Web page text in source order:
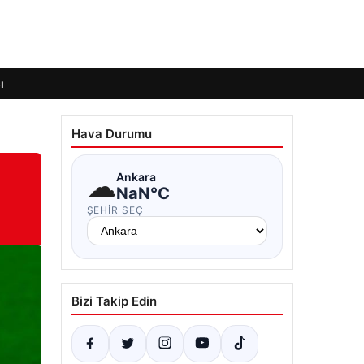
Hava Durumu
☁Ankara
NaN°C
ŞEHIR SEÇ
Bizi Takip Edin